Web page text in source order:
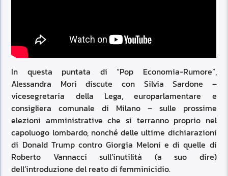
In questa puntata di “Pop Economia-Rumore”,
Alessandra Mori discute con Silvia Sardone –
vicesegretaria della Lega, europarlamentare e
consigliera comunale di Milano – sulle prossime
elezioni amministrative che si terranno proprio nel
capoluogo lombardo, nonché delle ultime dichiarazioni
di Donald Trump contro Giorgia Meloni e di quelle di
Roberto Vannacci sull’inutilità (a suo dire)
dell’introduzione del reato di femminicidio.